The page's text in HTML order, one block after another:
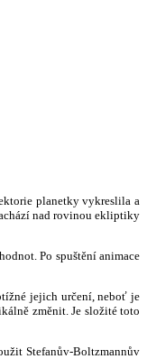
planetky vykreslila a
nad rovinou ekliptiky
Po spuštění animace
jejich určení, neboť je
změnit. Je složité toto
Stefanův-Boltzmannův